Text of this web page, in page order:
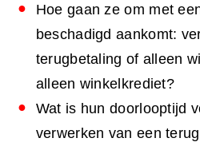
Hoe gaan ze om met
beschadigd aankomt:
terugbetaling of alleen
alleen winkelkrediet?
Wat is hun doorlooptijd
verwerken van een